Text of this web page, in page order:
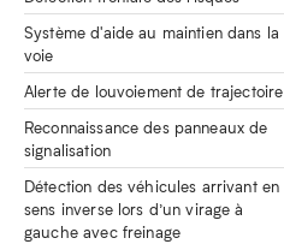
Système d'aide au maintien dans la
voie
Alerte de louvoiement de trajectoire
Reconnaissance des panneaux de
signalisation
Détection des véhicules arrivant en
sens inverse lors d’un virage à
gauche avec freinage